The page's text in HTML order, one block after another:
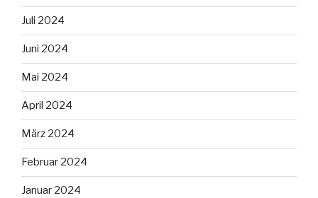
Juli 2024
Juni 2024
Mai 2024
April 2024
März 2024
Februar 2024
Januar 2024